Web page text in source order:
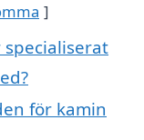
för kamin